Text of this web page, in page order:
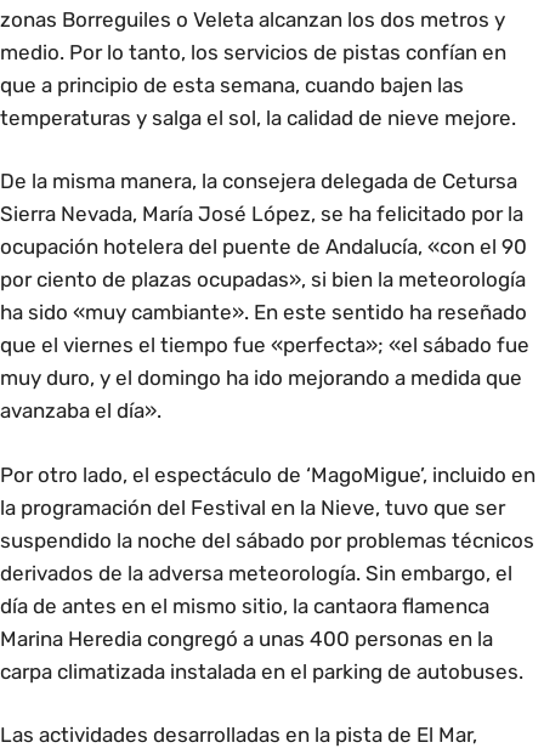
zonas Borreguiles o Veleta alcanzan los dos metros y
medio. Por lo tanto, los servicios de pistas confían en
que a principio de esta semana, cuando bajen las
temperaturas y salga el sol, la calidad de nieve mejore.
De la misma manera, la consejera delegada de Cetursa
Sierra Nevada, María José López, se ha felicitado por la
ocupación hotelera del puente de Andalucía, «con el 90
por ciento de plazas ocupadas», si bien la meteorología
ha sido «muy cambiante». En este sentido ha reseñado
que el viernes el tiempo fue «perfecta»; «el sábado fue
muy duro, y el domingo ha ido mejorando a medida que
avanzaba el día».
Por otro lado, el espectáculo de ‘MagoMigue’, incluido en
la programación del Festival en la Nieve, tuvo que ser
suspendido la noche del sábado por problemas técnicos
derivados de la adversa meteorología. Sin embargo, el
día de antes en el mismo sitio, la cantaora flamenca
Marina Heredia congregó a unas 400 personas en la
carpa climatizada instalada en el parking de autobuses.
Las actividades desarrolladas en la pista de El Mar,